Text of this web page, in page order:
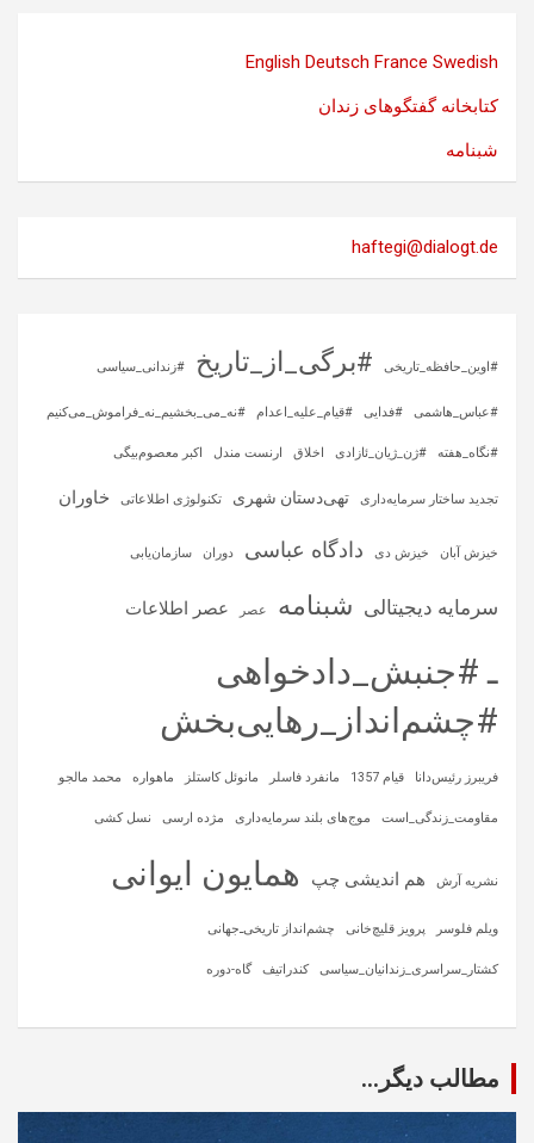
English Deutsch France Swedish
کتابخانه گفتگوهای زندان
شبنامه
haftegi@dialogt.de
#اوین_حافظه_تاریخی #برگی_از_تاریخ #زندانی_سیاسی
#عباس_هاشمی #فدایی #قیام_علیه_اعدام #نه_می_بخشیم_نه_فراموش_می‌کنیم
#نگاه_هفته #ژن_ژیان_ئازادی اخلاق ارنست مندل اکبر معصوم‌بیگی
تجدید ساختار سرمایه‌داری تهی‌دستان شهری تکنولوژی اطلاعاتی خاوران
خیزش آبان خیزش دی دادگاه عباسی دوران سازمان‌یابی
سرمایه‌ دیجیتالی شبنامه عصر عصر اطلاعات
ـ #جنبش_دادخواهی
#چشم‌انداز_رهایی‌بخش
فریبرز رئیس‌دانا قیام 1357 مانفرد فاسلر مانوئل کاستلز ماهواره‌ محمد مالجو
مقاومت_زندگی_است موج‌های بلند سرمایه‌داری مژده ارسی نسل کشی
نشریه آرش هم اندیشی چپ همایون ایوانی
ویلم فلوسر پرویز قلیچ‌خانی چشم‌انداز تاریخی‌ـ‌جهانی
کشتار_سراسری_زندانیان_سیاسی کندراتیف گاه-دوره
مطالب دیگر...